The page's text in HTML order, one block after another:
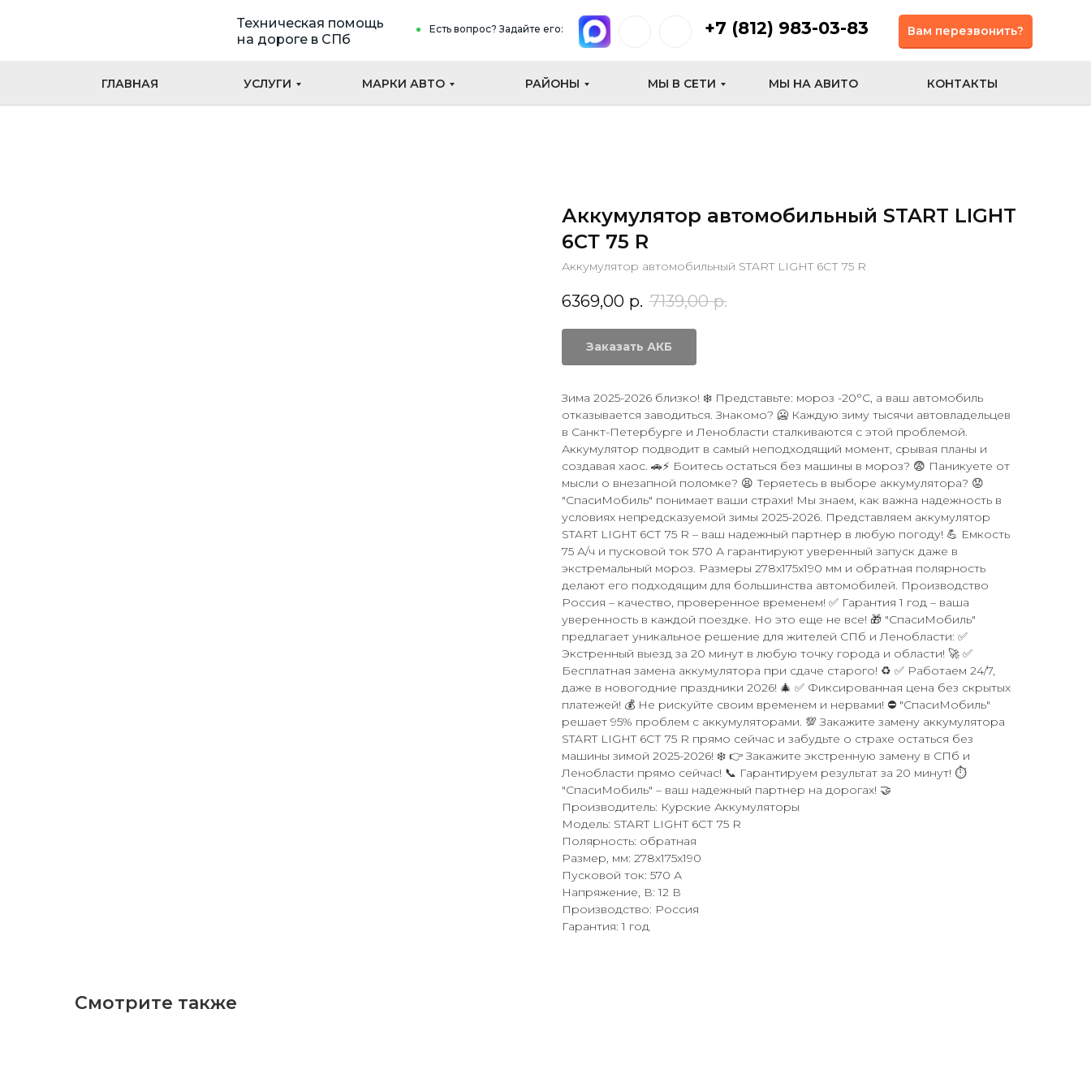
Есть вопрос? Задайте его:
ГЛАВНАЯ
+7 (812) 983-03-83
УСЛУГИ МАРКИ АВТО РАЙОНЫ МЫ В СЕТИ МЫ НА АВИТО КОНТАКТЫ
Вам перезвонить?
Техническая помощь
на дороге в СПб
Аккумулятор автомобильный START LIGHT
6СТ 75 R
Аккумулятор автомобильный START LIGHT 6СТ 75 R
6369,00 р. 7139,00 р.
Заказать АКБ
Зима 2025-2026 близко! ❄️ Представьте: мороз -20°C, а ваш автомобиль
отказывается заводиться. Знакомо? 🥶 Каждую зиму тысячи автовладельцев
в Санкт-Петербурге и Ленобласти сталкиваются с этой проблемой.
Аккумулятор подводит в самый неподходящий момент, срывая планы и
создавая хаос. 🚗⚡ Боитесь остаться без машины в мороз? 😨 Паникуете от
мысли о внезапной поломке? 😫 Теряетесь в выборе аккумулятора? 😟
"СпасиМобиль" понимает ваши страхи! Мы знаем, как важна надежность в
условиях непредсказуемой зимы 2025-2026. Представляем аккумулятор
START LIGHT 6СТ 75 R – ваш надежный партнер в любую погоду! 💪 Емкость
75 А/ч и пусковой ток 570 А гарантируют уверенный запуск даже в
экстремальный мороз. Размеры 278x175x190 мм и обратная полярность
делают его подходящим для большинства автомобилей. Производство
Россия – качество, проверенное временем! ✅ Гарантия 1 год – ваша
уверенность в каждой поездке. Но это еще не все! 🎁 "СпасиМобиль"
предлагает уникальное решение для жителей СПб и Ленобласти: ✅
Экстренный выезд за 20 минут в любую точку города и области! 🚀 ✅
Бесплатная замена аккумулятора при сдаче старого! ♻️ ✅ Работаем 24/7,
даже в новогодние праздники 2026! 🎄 ✅ Фиксированная цена без скрытых
платежей! 💰 Не рискуйте своим временем и нервами! ⛔ "СпасиМобиль"
решает 95% проблем с аккумуляторами. 💯 Закажите замену аккумулятора
START LIGHT 6СТ 75 R прямо сейчас и забудьте о страхе остаться без
машины зимой 2025-2026! ❄️ 👉 Закажите экстренную замену в СПб и
Ленобласти прямо сейчас! 📞 Гарантируем результат за 20 минут! ⏱️
"СпасиМобиль" – ваш надежный партнер на дорогах! 🤝
Производитель: Курские Аккумуляторы
Модель: START LIGHT 6СТ 75 R
Полярность: обратная
Размер, мм: 278x175x190
Пусковой ток: 570 А
Напряжение, В: 12 В
Производство: Россия
Гарантия: 1 год
Смотрите также